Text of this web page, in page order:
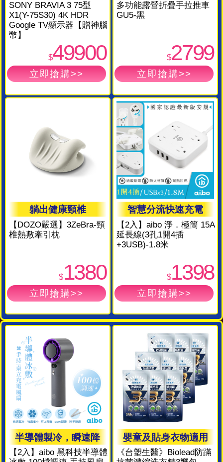
SONY BRAVIA 3 75型
X1(Y-75S30) 4K HDR
Google TV顯示器【贈神腦
幣】
$49900
多功能露營折疊手拉推車
GU5-黑
$2799
躺出健康頸椎
【DOZO嚴選】3ZeBra-頸
椎熱敷牽引枕
$1380
智慧分流快速充電
【2入】aibo 淨．極簡 15A
延長線(3孔1開4插
+3USB)-1.8米
$1398
半導體製冷，瞬速降
【2入】aibo 黑科技半導體
嬰童及貼身衣物適用
《台塑生醫》Biolead防蹣